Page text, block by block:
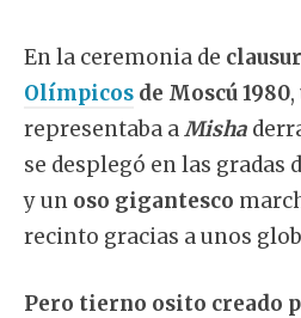
En la ceremonia de
Olímpicos de Moscú 1980
representaba aMisha
se desplegó en las gradas
y un oso gigantesco
recinto gracias a unos
Pero tierno osito creado